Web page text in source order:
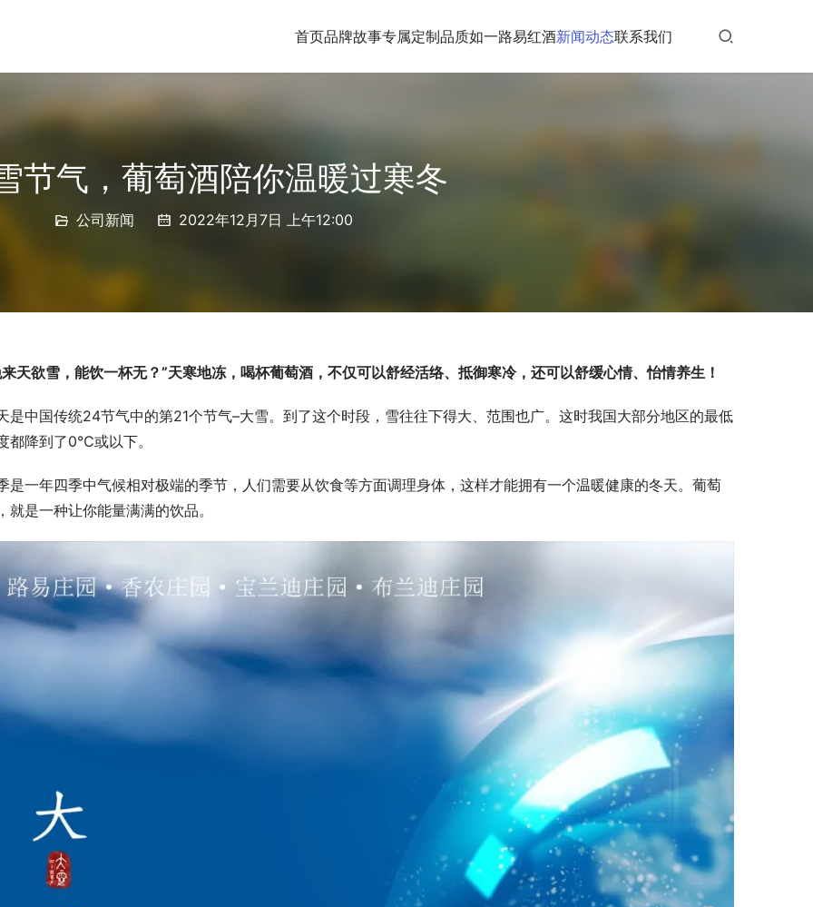
首页品牌故事专属定制品质如一路易红酒新闻动态联系我们
节气，葡萄酒陪你温暖过寒冬
公司新闻 2022年12月7日 上午12:00
天欲雪，能饮一杯无？”天寒地冻，喝杯葡萄酒，不仅可以舒经活络、抵御寒冷，还可以舒缓心情、怡情养生！
是中国传统24节气中的第21个节气–大雪。到了这个时段，雪往往下得大、范围也广。这时我国大部分地区的最低
都降到了0℃或以下。
是一年四季中气候相对极端的季节，人们需要从饮食等方面调理身体，这样才能拥有一个温暖健康的冬天。葡萄
就是一种让你能量满满的饮品。